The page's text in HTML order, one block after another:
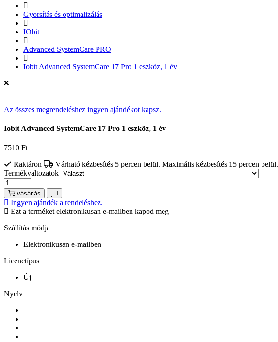
Gyorsítás és optimalizálás
IObit
Advanced SystemCare PRO
Iobit Advanced SystemCare 17 Pro 1 eszköz, 1 év
Az összes megrendeléshez ingyen ajándékot kapsz.
Iobit Advanced SystemCare 17 Pro 1 eszköz, 1 év
7510 Ft
Raktáron
Várható kézbesítés 5 percen belül. Maximális kézbesítés 15 percen belül.
Termékváltozatok
vásárlás
Ingyen ajándék a rendeléshez.
Ezt a terméket elektronikusan e-mailben kapod meg
Szállítás módja
Elektronikusan e-mailben
Licenctípus
Új
Nyelv